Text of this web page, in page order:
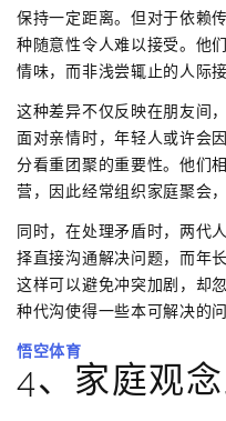
保持一定距离。但对于依赖
种随意性令人难以接受。他
情味，而非浅尝辄止的人际接
这种差异不仅反映在朋友间
面对亲情时，年轻人或许会
分看重团聚的重要性。他们
营，因此经常组织家庭聚会
同时，在处理矛盾时，两代
择直接沟通解决问题，而年
这样可以避免冲突加剧，却
种代沟使得一些本可解决的
悟空体育
4、家庭观